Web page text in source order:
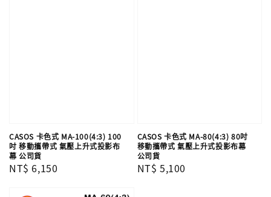
CASOS 卡色式 MA-100(4:3) 100
吋 移動攜帶式 氣壓上升式投影布
幕 公司貨
Regular
NT$ 6,150
CASOS 卡色式 MA-80(4:3) 80吋
移動攜帶式 氣壓上升式投影布幕
公司貨
Regular
NT$ 5,100